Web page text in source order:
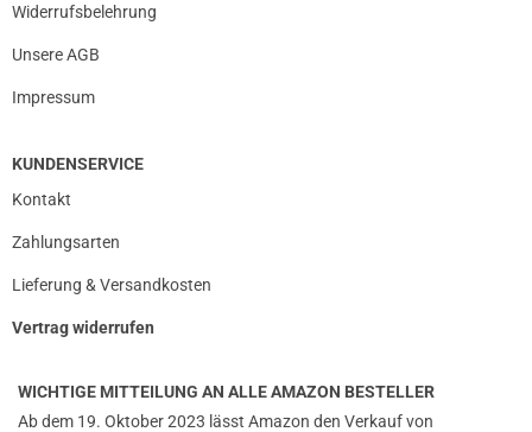
Widerrufsbelehrung
Unsere AGB
Impressum
KUNDENSERVICE
Kontakt
Zahlungsarten
Lieferung & Versandkosten
Vertrag widerrufen
WICHTIGE MITTEILUNG AN ALLE AMAZON BESTELLER
Ab dem 19. Oktober 2023 lässt Amazon den Verkauf von